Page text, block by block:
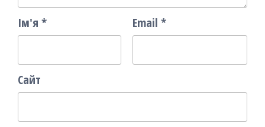
Ім'я * Email *
Сайт